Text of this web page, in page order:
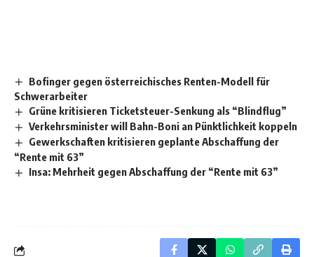
Bofinger gegen österreichisches Renten-Modell für
Schwerarbeiter
Grüne kritisieren Ticketsteuer-Senkung als “Blindflug”
Verkehrsminister will Bahn-Boni an Pünktlichkeit koppeln
Gewerkschaften kritisieren geplante Abschaffung der
“Rente mit 63”
Insa: Mehrheit gegen Abschaffung der “Rente mit 63”